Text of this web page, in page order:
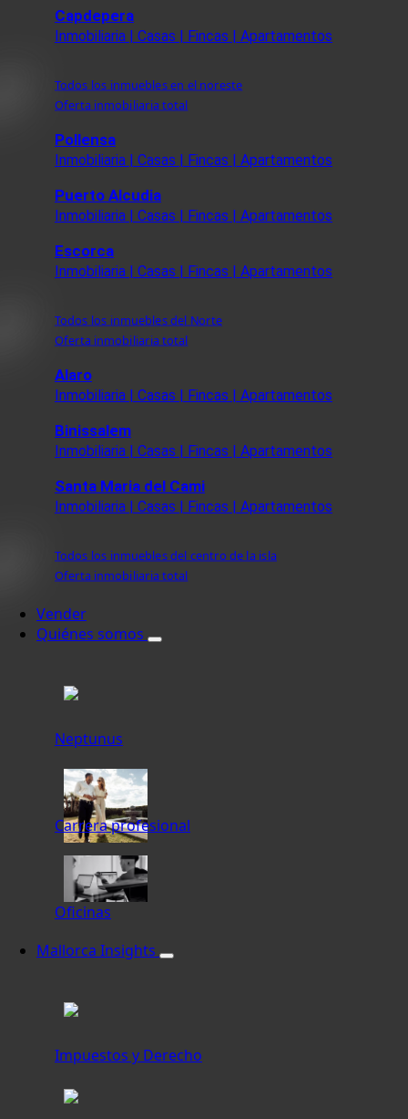
Capdepera
Inmobiliaria | Casas | Fincas | Apartamentos
Todos los inmuebles en el noreste
Oferta inmobiliaria total
Pollensa
Inmobiliaria | Casas | Fincas | Apartamentos
Puerto Alcudia
Inmobiliaria | Casas | Fincas | Apartamentos
Escorca
Inmobiliaria | Casas | Fincas | Apartamentos
Todos los inmuebles del Norte
Oferta inmobiliaria total
Alaro
Inmobiliaria | Casas | Fincas | Apartamentos
Binissalem
Inmobiliaria | Casas | Fincas | Apartamentos
Santa Maria del Cami
Inmobiliaria | Casas | Fincas | Apartamentos
Todos los inmuebles del centro de la isla
Oferta inmobiliaria total
Vender
Quiénes somos
Neptunus
Carrera profesional
Oficinas
Mallorca Insights
Impuestos y Derecho